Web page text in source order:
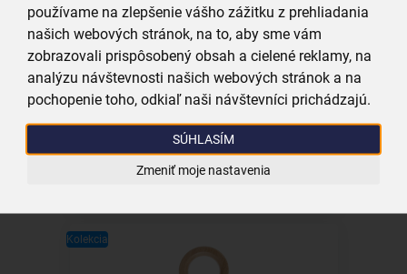
používame na zlepšenie vášho zážitku z prehliadania
našich webových stránok, na to, aby sme vám
zobrazovali prispôsobený obsah a cielené reklamy, na
analýzu návštevnosti našich webových stránok a na
pochopenie toho, odkiaľ naši návštevníci prichádzajú.
SÚHLASÍM
Zmeniť moje nastavenia
Huba na riad EKO 2 ks
Vložiť do košíka
Kolekcia